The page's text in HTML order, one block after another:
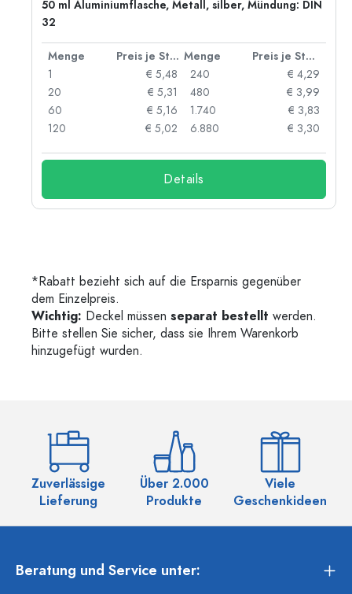
50 ml Aluminiumflasche, Metall, silber, Mündung: DIN
32
Menge Preis je Stück Menge
Preis je Stück
1
€ 5,48
20
€ 5,31
60
€ 5,16
120
€ 5,02
240
€ 4,29
480
€ 3,99
1.740
€ 3,83
6.880
€ 3,30
Details
*Rabatt bezieht sich auf die Ersparnis gegenüber
dem Einzelpreis.
Wichtig: Deckel müssen separat bestellt werden.
Bitte stellen Sie sicher, dass sie Ihrem Warenkorb
hinzugefügt wurden.
Zuverlässige
Lieferung
Über 2.000
Produkte
Viele
Geschenkideen
Beratung und Service unter: